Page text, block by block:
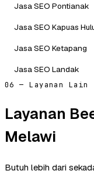
Jasa SEO Pontianak
Jasa SEO Kapuas
Jasa SEO Ketapang
Jasa SEO Landak
06 — Layanan Lain
Layanan
Melawi
Butuh lebih dari